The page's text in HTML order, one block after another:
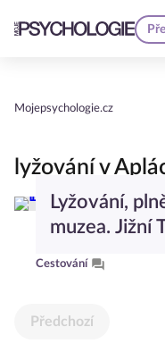
Mojepsychologie.cz
lyžování v
Lyžování,
muzea. Jižní
Cestování
Předchozí